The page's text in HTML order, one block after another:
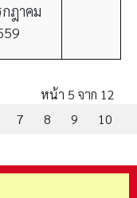
กฎาคม
หน้า 5 จาก 12
7 8 9 10